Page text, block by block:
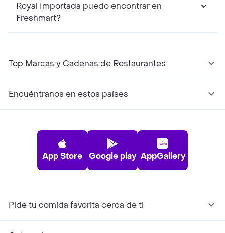
Royal Importada puedo encontrar en
Freshmart?
Top Marcas y Cadenas de Restaurantes
Encuéntranos en estos países
App Store Google play AppGallery
Pide tu comida favorita cerca de ti